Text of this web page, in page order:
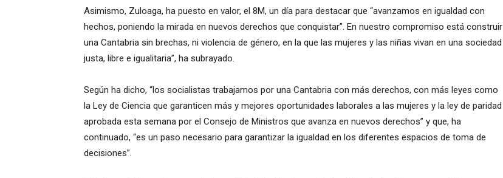
Asimismo, Zuloaga, ha puesto en valor, el 8M, un día para destacar que “avanzamos en igualdad con
hechos, poniendo la mirada en nuevos derechos que conquistar”. En nuestro compromiso está construir
una Cantabria sin brechas, ni violencia de género, en la que las mujeres y las niñas vivan en una sociedad
justa, libre e igualitaria”, ha subrayado.
Según ha dicho, “los socialistas trabajamos por una Cantabria con más derechos, con más leyes como
la Ley de Ciencia que garanticen más y mejores oportunidades laborales a las mujeres y la ley de paridad
aprobada esta semana por el Consejo de Ministros que avanza en nuevos derechos” y que, ha
continuado, “es un paso necesario para garantizar la igualdad en los diferentes espacios de toma de
decisiones”.